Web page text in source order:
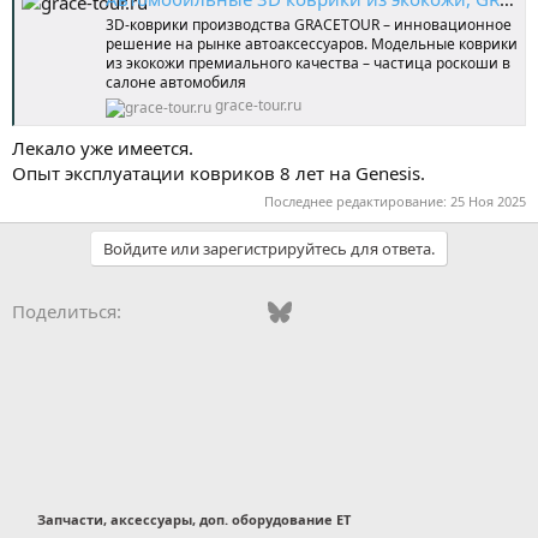
3D-коврики производства GRACETOUR – инновационное
решение на рынке автоаксессуаров. Модельные коврики
из экокожи премиального качества – частица роскоши в
салоне автомобиля
grace-tour.ru
Лекало уже имеется.
Опыт эксплуатации ковриков 8 лет на Genesis.
Последнее редактирование: 25 Ноя 2025
Войдите или зарегистрируйтесь для ответа.
Поделиться: Odnoklassniki
Mail.ruBluesky
Запчасти, аксессуары, доп. оборудование ET